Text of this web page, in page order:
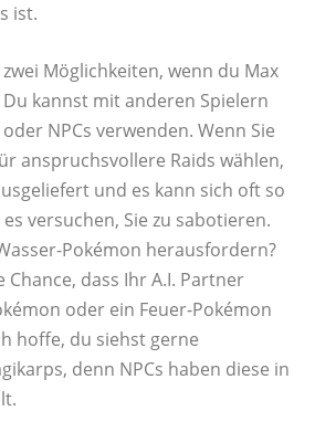
ist.
Möglichkeiten, wenn du Max
kannst mit anderen Spielern
NPCs verwenden. Wenn Sie
anspruchsvollere Raids wählen,
und es kann sich oft so
versuchen, Sie zu sabotieren.
Pokémon herausfordern?
Chance, dass Ihr A.I. Partner
oder ein Feuer-Pokémon
hoffe, du siehst gerne
denn NPCs haben diese in